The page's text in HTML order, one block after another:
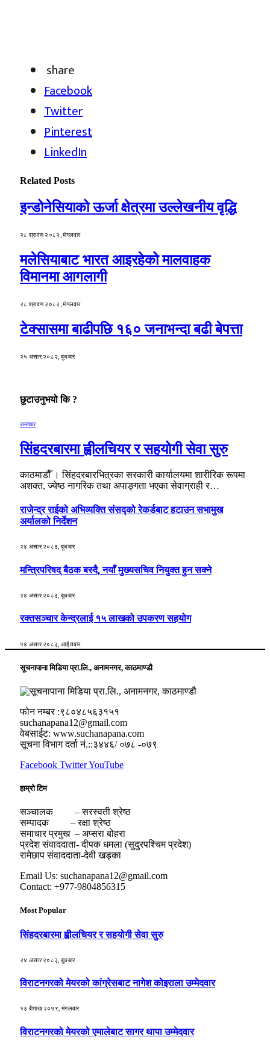
share
Facebook
Twitter
Pinterest
LinkedIn
Related Posts
इन्डोनेसियाको ऊर्जा क्षेत्रमा उल्लेखनीय वृद्धि
२८ श्रावण २०८२, मंगलवार
मलेसियाबाट भारत आइरहेको मालवाहक
विमानमा आगलागी
२८ श्रावण २०८२, मंगलवार
टेक्सासमा बाढीपछि १६० जनाभन्दा बढी बेपत्ता
२५ असार २०८२, बुधबार
छुटाउनुभयो कि ?
समाचार
सिंहदरबारमा ह्वीलचियर र सहयोगी सेवा सुरु
काठमाडौँ । सिंहदरबारभित्रका सरकारी कार्यालयमा शारीरिक रूपमा
अशक्त, ज्येष्ठ नागरिक तथा अपाङ्गता भएका सेवाग्राही र…
राजेन्द्र राईको अभिव्यक्ति संसद्को रेकर्डबाट हटाउन सभामुख
अर्यालको निर्देशन
२४ असार २०८३, बुधबार
मन्त्रिपरिषद् बैठक बस्दै, नयाँ मुख्यसचिव नियुक्त हुन सक्ने
२४ असार २०८३, बुधबार
रक्तसञ्चार केन्द्रलाई १५ लाखको उपकरण सहयोग
१४ असार २०८३, आईतवार
सूचनापाना मिडिया प्रा.लि., अनामनगर, काठमाण्डौ
फोन नम्बर :९८०४८५६३१५१
suchanapana12@gmail.com
वेबसाईट: www.suchanapana.com
सूचना विभाग दर्ता नं.::३४४६/ ०७८ -०७९
Facebook TwitterYouTube
हाम्रो टिम
सञ्चालक – सरस्वती श्रेष्ठ
सम्पादक – रक्षा श्रेष्ठ
समाचार प्रमुख – अप्सरा बोहरा
प्रदेश संवाददाता- दीपक धमला (सुदुरपश्चिम प्रदेश)
रामेछाप संवाददाता-देवी खड्का
Email Us: suchanapana12@gmail.com
Contact: +977-9804856315
Most Popular
सिंहदरबारमा ह्वीलचियर र सहयोगी सेवा सुरु
२४ असार २०८३, बुधबार
विराटनगरको मेयरको कांग्रेसबाट नागेश कोइराला उम्मेदवार
१३ बैशाख २०७९, मंगलवार
विराटनगरको मेयरको एमालेबाट सागर थापा उम्मेदवार